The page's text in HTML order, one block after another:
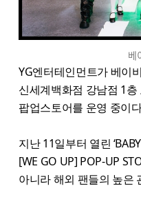
베
YG엔터테인먼트가 베이
신세계백화점 강남점 1
팝업스토어를 운영 중이
지난 11일부터 열린
[WE GO UP] POP-UP
아니라 해외 팬들의 높은